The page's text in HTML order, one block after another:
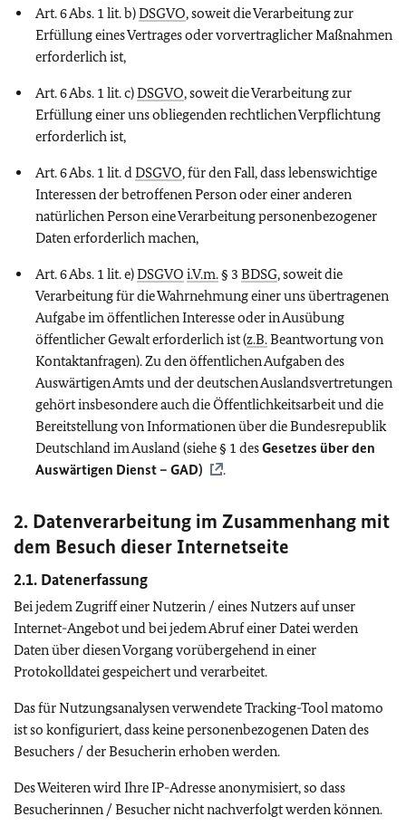
Art. 6 Abs. 1 lit. b)DSGVO, soweit die Verarbeitung zur
Erfüllung eines Vertrages oder vorvertraglicher Maßnahmen
erforderlich ist,
Art. 6 Abs. 1 lit. c)DSGVO, soweit die Verarbeitung zur
Erfüllung einer uns obliegenden rechtlichen Verpflichtung
erforderlich ist,
Art. 6 Abs. 1 lit. dDSGVO, für den Fall, dass lebenswichtige
Interessen der betroffenen Person oder einer anderen
natürlichen Person eine Verarbeitung personenbezogener
Daten erforderlich machen,
Art. 6 Abs. 1 lit. e)DSGVO i.V.m.§ 3 BDSG, soweit die
Verarbeitung für die Wahrnehmung einer uns übertragenen
Aufgabe im öffentlichen Interesse oder in Ausübung
öffentlicher Gewalt erforderlich ist (z.B.Beantwortung von
Kontaktanfragen). Zu den öffentlichen Aufgaben des
Auswärtigen Amts und der deutschen Auslandsvertretungen
gehört insbesondere auch die Öffentlichkeitsarbeit und die
Bereitstellung von Informationen über die Bundesrepublik
Deutschland im Ausland (siehe § 1 desGesetzes über den
Auswärtigen Dienst – GAD)
.
2. Datenverarbeitung im Zusammenhang mit
dem Besuch dieser Internetseite
2.1. Datenerfassung
Bei jedem Zugriff einer Nutzerin / eines Nutzers auf unser
Internet-Angebot und bei jedem Abruf einer Datei werden
Daten über diesen Vorgang vorübergehend in einer
Protokolldatei gespeichert und verarbeitet.
Das für Nutzungsanalysen verwendeteTracking-Toolmatomo
ist so konfiguriert, dass keine personenbezogenen Daten des
Besuchers / der Besucherin erhoben werden.
Des Weiteren wird Ihre IP-Adresse anonymisiert, so dass
Besucherinnen / Besucher nicht nachverfolgt werden können.